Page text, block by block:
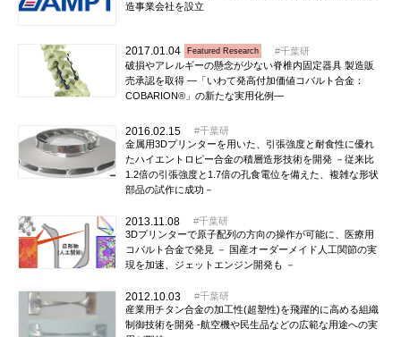
造事業会社を設立
2017.01.04 Featured Research
千葉研
破損やアレルギーの懸念が少ない脊椎内固定器具 製造販
売承認を取得 ―「いわて発高付加価値コバルト合金：
COBARION®」の新たな実用化例―
2016.02.15
千葉研
金属用3Dプリンターを用いた、引張強度と耐食性に優れ
たハイエントロピー合金の積層造形技術を開発 －従来比
1.2倍の引張強度と1.7倍の孔食電位を備えた、複雑な形状
部品の試作に成功－
2013.11.08
千葉研
3Dプリンターで原子配列の方向の操作が可能に、医療用
コバルト合金で発見 － 国産オーダーメイド人工関節の実
現を加速、ジェットエンジン開発も －
2012.10.03
千葉研
産業用チタン合金の加工性(超塑性)を飛躍的に高める組織
制御技術を開発 -航空機や民生品などの広範な用途への実